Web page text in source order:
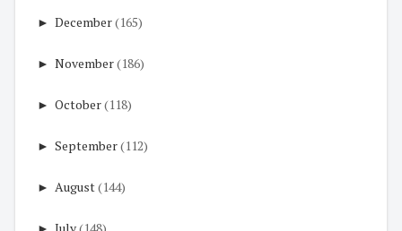
► December(165)
► November(186)
► October(118)
► September(112)
► August(144)